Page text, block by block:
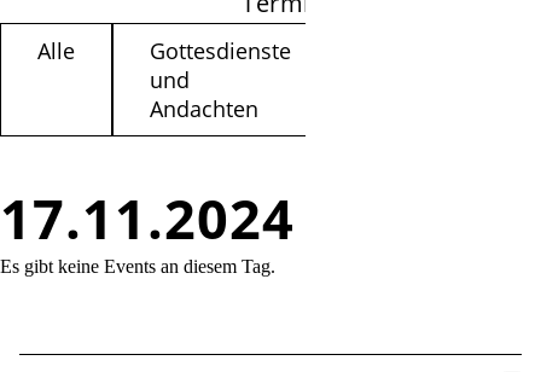
17.11.2024
Alle
Gottesdienste
und
Andachten
Es gibt keine Events an diesem Tag.